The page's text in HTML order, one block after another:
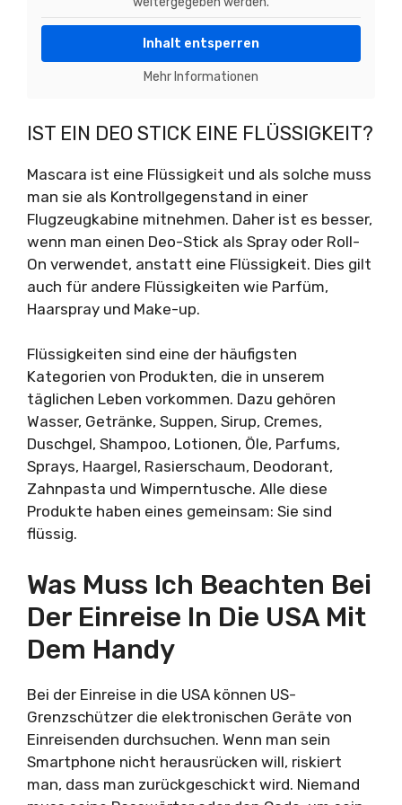
Inhalt entsperren
Mehr Informationen
IST EIN DEO STICK EINE FLÜSSIGKEIT?
Mascara ist eine Flüssigkeit und als solche muss
man sie als Kontrollgegenstand in einer
Flugzeugkabine mitnehmen. Daher ist es besser,
wenn man einen Deo-Stick als Spray oder Roll-
On verwendet, anstatt eine Flüssigkeit. Dies gilt
auch für andere Flüssigkeiten wie Parfüm,
Haarspray und Make-up.
Flüssigkeiten sind eine der häufigsten
Kategorien von Produkten, die in unserem
täglichen Leben vorkommen. Dazu gehören
Wasser, Getränke, Suppen, Sirup, Cremes,
Duschgel, Shampoo, Lotionen, Öle, Parfums,
Sprays, Haargel, Rasierschaum, Deodorant,
Zahnpasta und Wimperntusche. Alle diese
Produkte haben eines gemeinsam: Sie sind
flüssig.
Was Muss Ich Beachten Bei
Der Einreise In Die USA Mit
Dem Handy
Bei der Einreise in die USA können US-
Grenzschützer die elektronischen Geräte von
Einreisenden durchsuchen. Wenn man sein
Smartphone nicht herausrücken will, riskiert
man, dass man zurückgeschickt wird. Niemand